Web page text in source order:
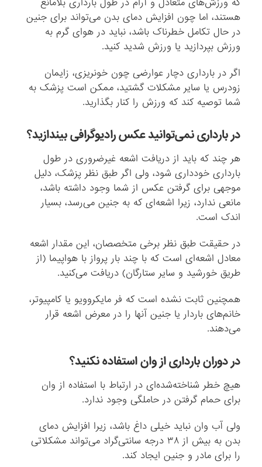
هستند، اما چون افزایش دمای بدن می‌تواند برای جنین
در حال تکامل خطرناک باشد، نباید در هوای گرم به
ورزش بپردازید یا ورزش شدید کنید.
اگر در بارداری دچار عوارضی چون خونریزی، زایمان
زودرس یا سایر مشکلات گشتید، ممکن است پزشک به
شما توصیه کند که ورزش‌ را کنار بگذارید.
در بارداری نمی‌توانید عکس رادیوگرافی بیندازید؟
هر چند که باید از دریافت اشعه غیرضروری در طول
بارداری خودداری ‌شود، ولی اگر طبق نظر پزشک، دلیل
موجهی برای گرفتن عکس از شما‌ وجود داشته باشد،
مانعی ندارد، زیرا اشعه‌ای که به جنین می‌رسد، بسیار
اندک است.
در حقیقت طبق نظر برخی متخصصان، این مقدار اشعه
معادل اشعه‌ای است که با چند بار پرواز با هواپیما (از
طریق خورشید و سایر ستارگان)‌ دریافت می‌کنید.
همچنین ثابت نشده است که فر مایکروویو یا کامپیوتر،
خانم‌های باردار یا جنین آنها را در معرض اشعه قرار
می‌دهند.
در دوران بارداری از وان استفاده نکنید؟
هیچ خطر شناخته‌‌شده‌ای در ارتباط با استفاده از وان
برای حمام گرفتن در حاملگی وجود ندارد.
ولی آب وان نباید خیلی داغ باشد، زیرا افزایش دمای
بدن به بیش از ۳۸ درجه سانتی‌گراد می‌تواند مشکلاتی
را برای مادر و جنین ایجاد کند.